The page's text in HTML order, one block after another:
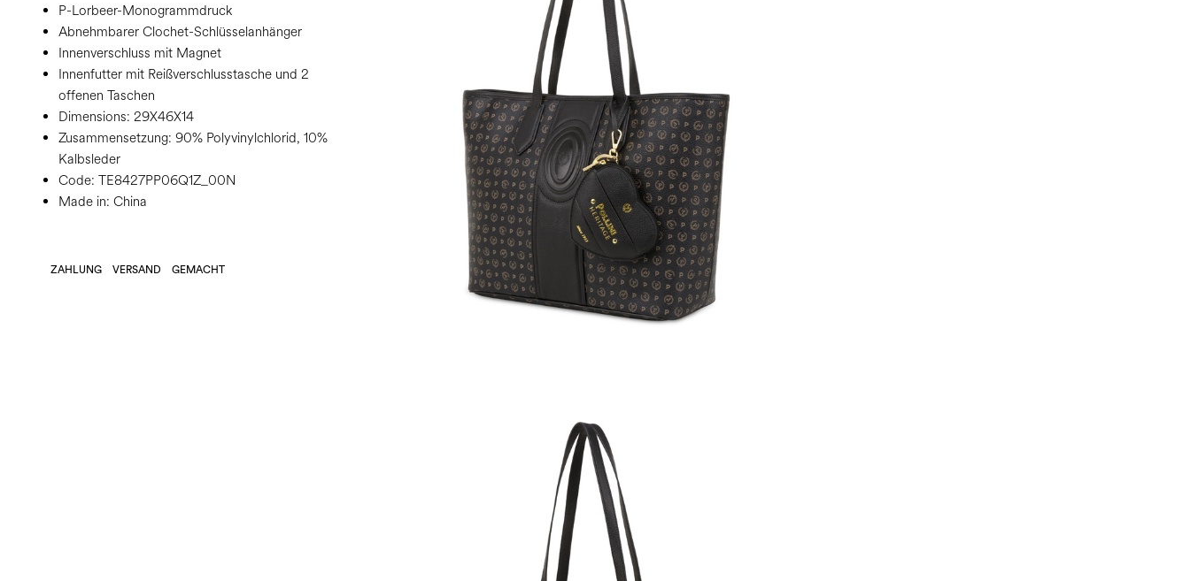
P-Lorbeer-Monogrammdruck
Abnehmbarer Clochet-Schlüsselanhänger
Innenverschluss mit Magnet
Innenfutter mit Reißverschlusstasche und 2
offenen Taschen
Dimensions: 29X46X14
Zusammensetzung: 90% Polyvinylchlorid, 10%
Kalbsleder
Code: TE8427PP06Q1Z_00N
Made in: China
ZAHLUNG VERSAND GEMACHT